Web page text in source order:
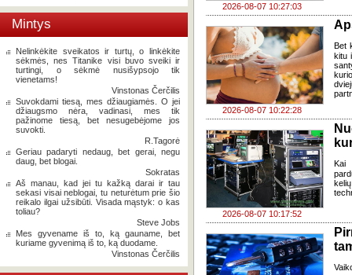
Mintys
Nelinkėkite sveikatos ir turtų, o linkėkite
sėkmės, nes Titanike visi buvo sveiki ir
turtingi, o sėkmė nusišypsojo tik
vienetams!
Vinstonas Čerčilis
Suvokdami tiesą, mes džiaugiamės. O jei
džiaugsmo nėra, vadinasi, mes tik
pažinome tiesą, bet nesugebėjome jos
suvokti.
R.Tagorė
Geriau padaryti nedaug, bet gerai, negu
daug, bet blogai.
Sokratas
Aš manau, kad jei tu kažką darai ir tau
sekasi visai neblogai, tu neturėtum prie šio
reikalo ilgai užsibūti. Visada mąstyk: o kas
toliau?
Steve Jobs
Mes gyvename iš to, ką gauname, bet
kuriame gyvenimą iš to, ką duodame.
Vinstonas Čerčilis
2026-08-07 10:27:03
2026-08-07 10:22:28
Bet
kitu
2026-08-07 10:17:52
Kai